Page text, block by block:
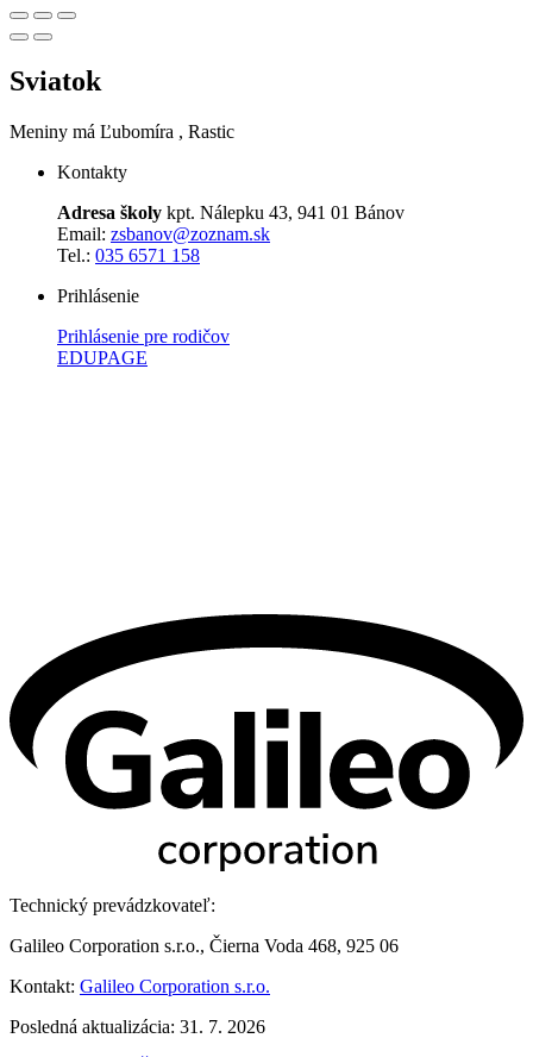
Sviatok
Meniny má Ľubomíra , Rastic
Kontakty
Adresa školy kpt. Nálepku 43, 941 01 Bánov
Email: zsbanov@zoznam.sk
Tel.: 035 6571 158
Prihlásenie
Prihlásenie pre rodičov
EDUPAGE
Technický prevádzkovateľ:
Galileo Corporation s.r.o., Čierna Voda 468, 925 06
Kontakt: Galileo Corporation s.r.o.
Posledná aktualizácia: 31. 7. 2026